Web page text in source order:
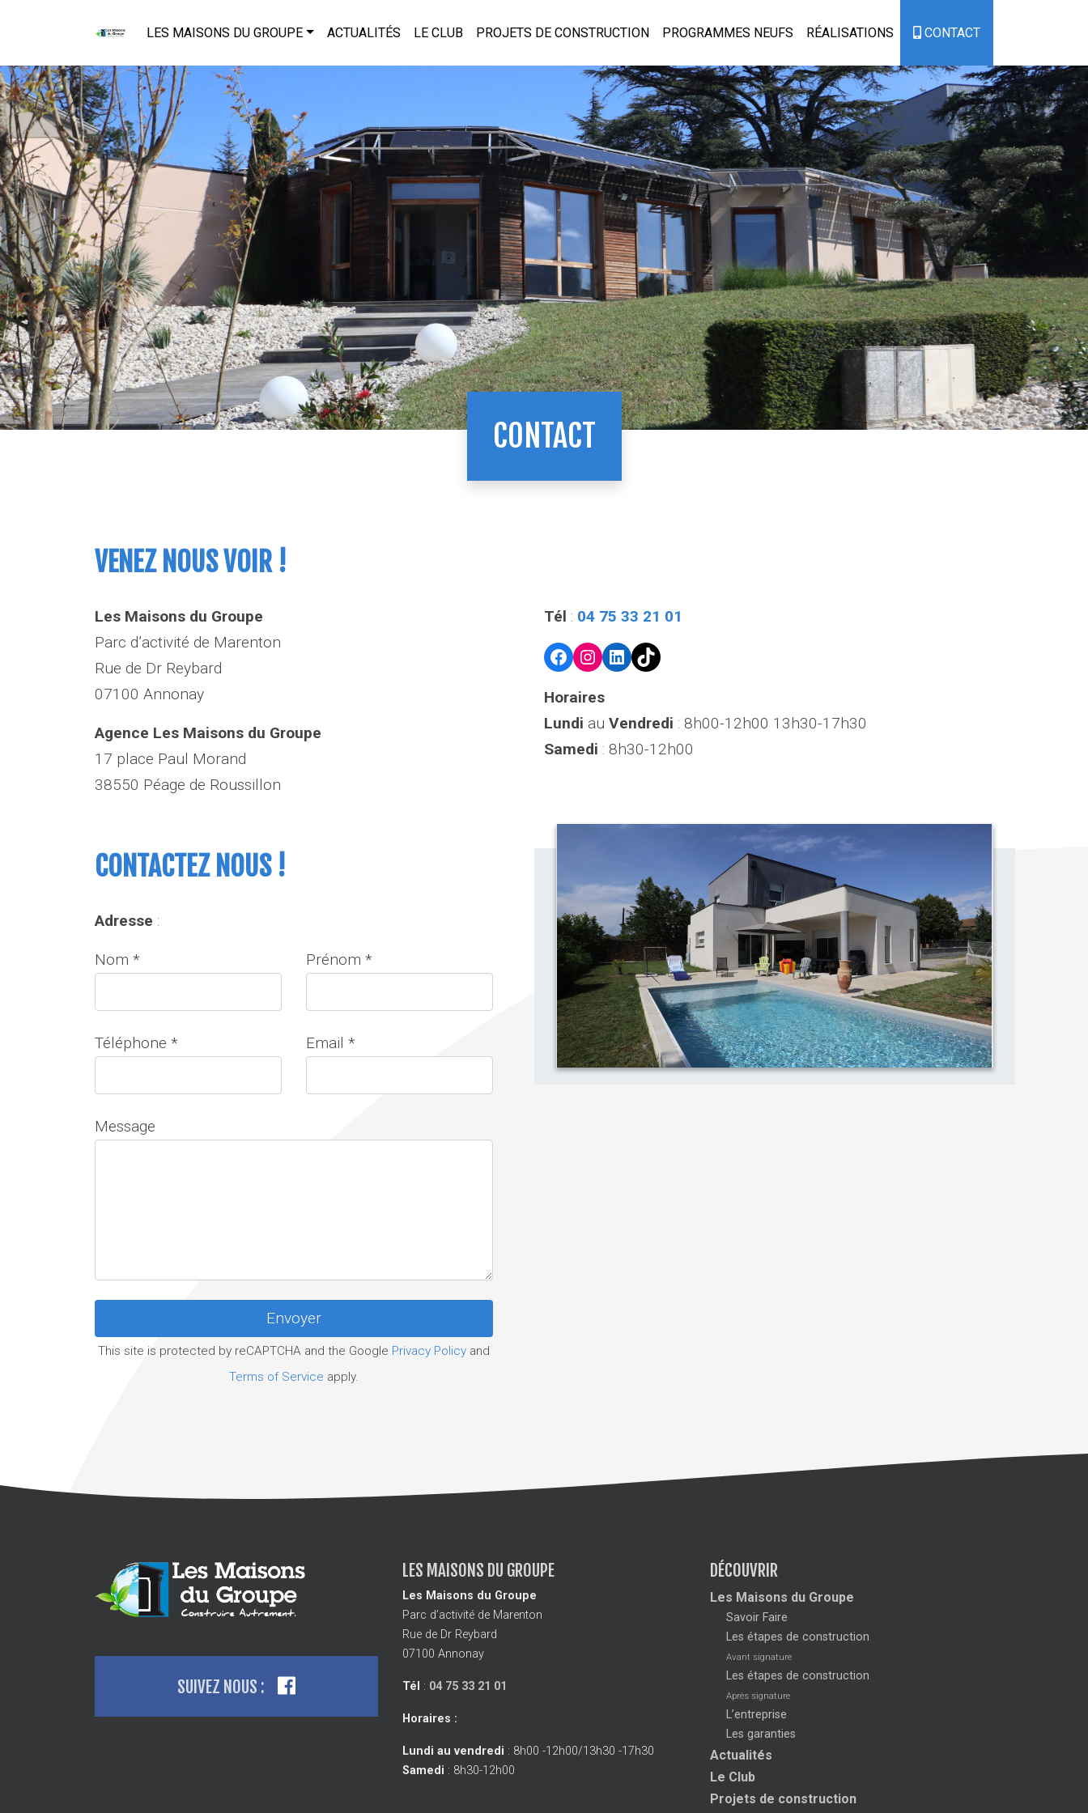
LES MAISONS DU GROUPE ACTUALITÉS LE CLUB PROJETS DE CONSTRUCTION PROGRAMMES NEUFS RÉALISATIONS CONTACT
CONTACT
VENEZ NOUS VOIR !
Les Maisons du Groupe
Parc d’activité de Marenton
Rue de Dr Reybard
07100 Annonay
Agence Les Maisons du Groupe
17 place Paul Morand
38550 Péage de Roussillon
Tél : 04 75 33 21 01
Facebook
Instagram
LinkedIn
TikTok
Horaires
Lundi au Vendredi : 8h00-12h00 13h30-17h30
Samedi : 8h30-12h00
CONTACTEZ NOUS !
Adresse :
Nom * Prénom *
Téléphone * Email *
Message
This site is protected by reCAPTCHA and the Google Privacy Policy and
Terms of Service apply.
SUIVEZ NOUS :
LES MAISONS DU GROUPE
Les Maisons du Groupe
Parc d’activité de Marenton
Rue de Dr Reybard
07100 Annonay
Tél : 04 75 33 21 01
Horaires :
Lundi au vendredi : 8h00 -12h00/13h30 -17h30
Samedi : 8h30-12h00
DÉCOUVRIR
Les Maisons du Groupe
Savoir Faire
Les étapes de construction
Avant signature
Les étapes de construction
Après signature
L’entreprise
Les garanties
Actualités
Le Club
Projets de construction